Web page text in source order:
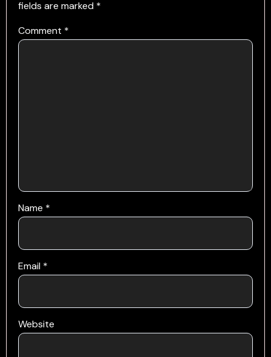
fields are marked *
Comment *
Name *
Email *
Website